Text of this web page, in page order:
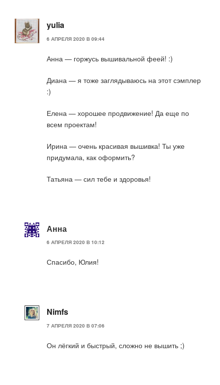
yulia
6 АПРЕЛЯ 2020 В 09:44
Анна — горжусь вышивальной феей! :)
Диана — я тоже заглядываюсь на этот сэмплер
:)
Елена — хорошее продвижение! Да еще по
всем проектам!
Ирина — очень красивая вышивка! Ты уже
придумала, как оформить?
Татьяна — сил тебе и здоровья!
Анна
6 АПРЕЛЯ 2020 В 10:12
Спасибо, Юлия!
Nimfs
7 АПРЕЛЯ 2020 В 07:06
Он лёгкий и быстрый, сложно не вышить ;)